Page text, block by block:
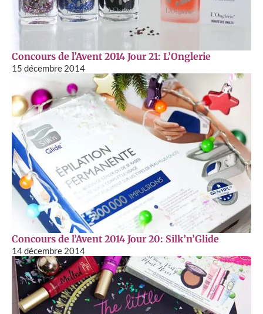
Concours de l’Avent 2014 Jour 21: L’Onglerie
15 décembre 2014
Concours de l’Avent 2014 Jour 20: Silk’n’Glide
14 décembre 2014